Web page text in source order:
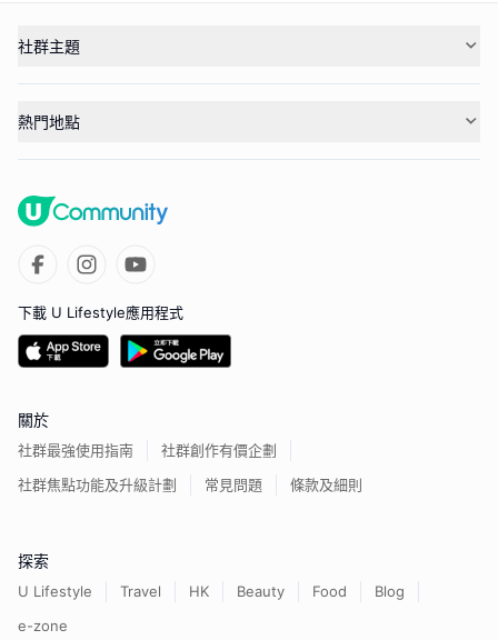
社群主題
熱門地點
下載 U Lifestyle應用程式
關於
社群最強使用指南
社群創作有價企劃
社群焦點功能及升級計劃
常見問題 條款及細則
探索
U Lifestyle Travel HK Beauty Food
Blog
e-zone